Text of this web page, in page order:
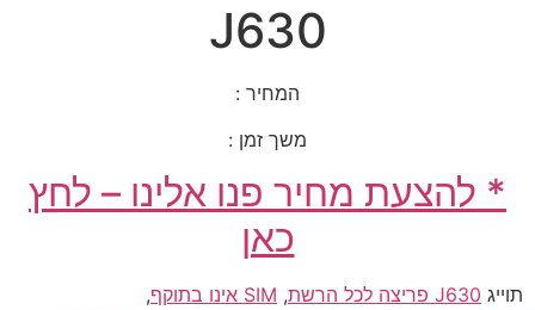
J630
המחיר :
משך זמן :
* להצעת מחיר פנו אלינו – לחץ
כאן
תוייג J630 פריצה לכל הרשת , SIM אינו בתוקף
,